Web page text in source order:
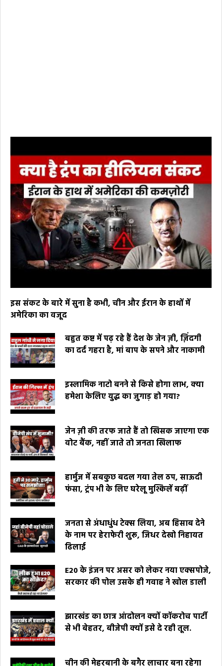
इस संकट के बारे में सुना है कभी, चीन और ईरान के हाथों में
अमेरिका का वजूद
बहुत कष्ट में पढ़ रहे हैं देश के जेन ज़ी, ज़िंदगी
का दर्द गहरा है, मां बाप के सपने और नाकामी
इस्लामिक नाटो बनने से किसे होगा लाभ, क्या
हमेशा केलिए युद्ध का जुगाड़ हो गया?
जेन ज़ी की तरफ जाते हैं तो खिसक जाएगा एक
वोट बैंक, नहीं जाते तो जनता खिलाफ
हार्मुज में सबकुछ बदल गया तेल ठप, साऊदी
फंसा, ट्रंप भी के लिए घरेलू मुश्किलें बढ़ीं
जनता से अंधाधुंध टेक्स लिया, अब हिसाब देने
के नाम पर हेराफेरी शुरू, जिधर देखो निहायत
ढिलाई
E20 के इंजन पर असर को लेकर नया एक्सपोजे,
सरकार की पोल उसके ही गवाह ने खोल डाली
झारखंड का छात्र आंदोलन क्यों कॉकरोच पार्टी
से भी बेहतर, बीजेपी क्यों इसे दे रही तूल.
चीन की मेहरबानी के बगैर लाचार बना रहेगा